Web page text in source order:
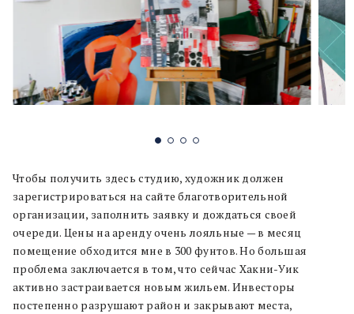
Чтобы получить здесь студию, художник должен
зарегистрироваться на сайте благотворительной
организации, заполнить заявку и дождаться своей
очереди. Цены на аренду очень лояльные — в месяц
помещение обходится мне в 300 фунтов. Но большая
проблема заключается в том, что сейчас Хакни-Уик
активно застраивается новым жильем. Инвесторы
постепенно разрушают район и закрывают места,